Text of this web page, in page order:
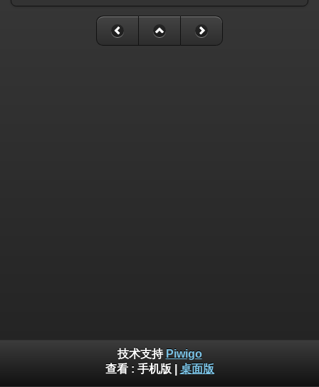
技术支持 Piwigo
查看 : 手机版 桌面版